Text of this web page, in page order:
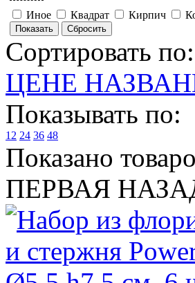
Иное Квадрат Кирпич
Сортировать по:
ЦЕНЕ
Показывать по:
12 24 36 48
Показано
ПЕРВАЯ